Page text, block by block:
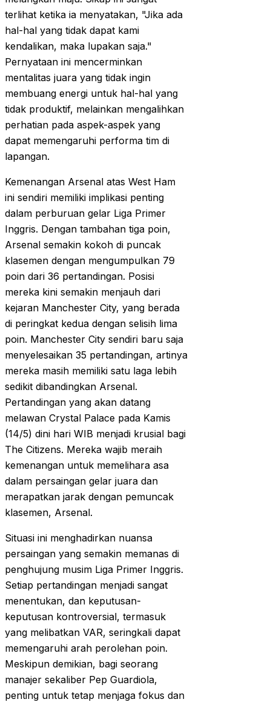
terlihat ketika ia menyatakan, "Jika ada
hal-hal yang tidak dapat kami
kendalikan, maka lupakan saja."
Pernyataan ini mencerminkan
mentalitas juara yang tidak ingin
membuang energi untuk hal-hal yang
tidak produktif, melainkan mengalihkan
perhatian pada aspek-aspek yang
dapat memengaruhi performa tim di
lapangan.
Kemenangan Arsenal atas West Ham
ini sendiri memiliki implikasi penting
dalam perburuan gelar Liga Primer
Inggris. Dengan tambahan tiga poin,
Arsenal semakin kokoh di puncak
klasemen dengan mengumpulkan 79
poin dari 36 pertandingan. Posisi
mereka kini semakin menjauh dari
kejaran Manchester City, yang berada
di peringkat kedua dengan selisih lima
poin. Manchester City sendiri baru saja
menyelesaikan 35 pertandingan, artinya
mereka masih memiliki satu laga lebih
sedikit dibandingkan Arsenal.
Pertandingan yang akan datang
melawan Crystal Palace pada Kamis
(14/5) dini hari WIB menjadi krusial bagi
The Citizens. Mereka wajib meraih
kemenangan untuk memelihara asa
dalam persaingan gelar juara dan
merapatkan jarak dengan pemuncak
klasemen, Arsenal.
Situasi ini menghadirkan nuansa
persaingan yang semakin memanas di
penghujung musim Liga Primer Inggris.
Setiap pertandingan menjadi sangat
menentukan, dan keputusan-
keputusan kontroversial, termasuk
yang melibatkan VAR, seringkali dapat
memengaruhi arah perolehan poin.
Meskipun demikian, bagi seorang
manajer sekaliber Pep Guardiola,
penting untuk tetap menjaga fokus dan